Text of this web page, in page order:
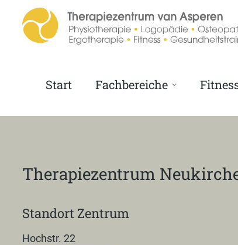
Start Fachbereiche
Therapiezentrum
Standort Zentrum
Hochstr. 22